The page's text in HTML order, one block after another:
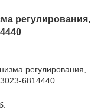
регулирования,